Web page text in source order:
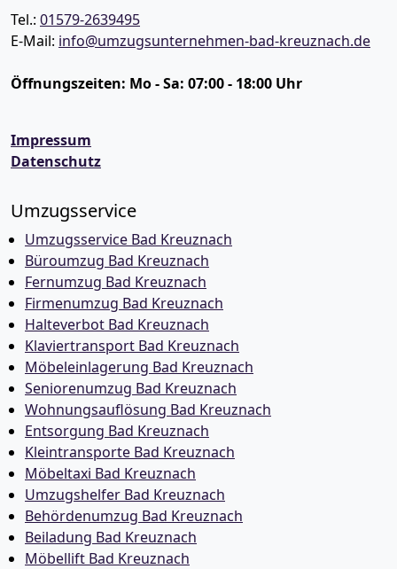
Tel.: 01579-2639495
E-Mail: info@umzugsunternehmen-bad-kreuznach.de
Öffnungszeiten: Mo - Sa: 07:00 - 18:00 Uhr
Impressum
Datenschutz
Umzugsservice
Umzugsservice Bad Kreuznach
Büroumzug Bad Kreuznach
Fernumzug Bad Kreuznach
Firmenumzug Bad Kreuznach
Halteverbot Bad Kreuznach
Klaviertransport Bad Kreuznach
Möbeleinlagerung Bad Kreuznach
Seniorenumzug Bad Kreuznach
Wohnungsauflösung Bad Kreuznach
Entsorgung Bad Kreuznach
Kleintransporte Bad Kreuznach
Möbeltaxi Bad Kreuznach
Umzugshelfer Bad Kreuznach
Behördenumzug Bad Kreuznach
Beiladung Bad Kreuznach
Möbellift Bad Kreuznach